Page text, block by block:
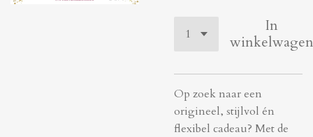
In
winkelwagen
Op zoek naar een
origineel, stijlvol én
flexibel cadeau? Met de